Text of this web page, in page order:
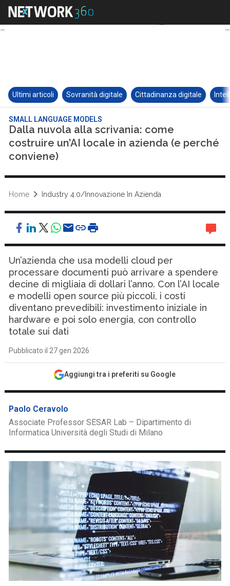
Ultimi articoli Sovranità digitale Cittadinanza digitale
SMALL LANGUAGE MODELS
Dalla nuvola alla scrivania: come
costruire un’AI locale in azienda (e perché
conviene)
Home Industry 4.0/Innovazione In Azienda
Un’azienda che usa modelli cloud per
processare documenti può arrivare a spendere
decine di migliaia di dollari l’anno. Con l’AI locale
e modelli open source più piccoli, i costi
diventano prevedibili: investimento iniziale in
hardware e poi solo energia, con controllo
totale sui dati
Pubblicato il 27 gen 2026
Aggiungi tra i preferiti su Google
Paolo Ceravolo
Associate Professor SESAR Lab – Dipartimento di
Informatica Università degli Studi di Milano